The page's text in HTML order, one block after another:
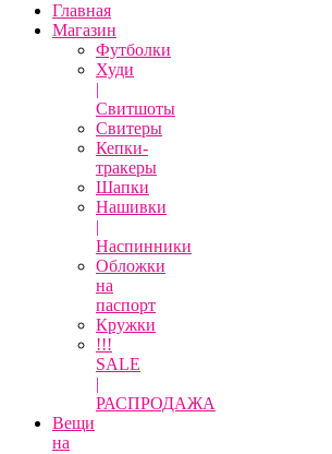
Главная
Магазин
Футболки
Худи
|
Свитшоты
Свитеры
Кепки-
тракеры
Шапки
Нашивки
|
Наспинники
Обложки
на
паспорт
Кружки
!!!
SALE
|
РАСПРОДАЖА
Вещи
на